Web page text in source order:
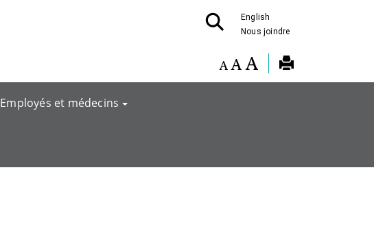
English
Nous joindre
Employés et médecins